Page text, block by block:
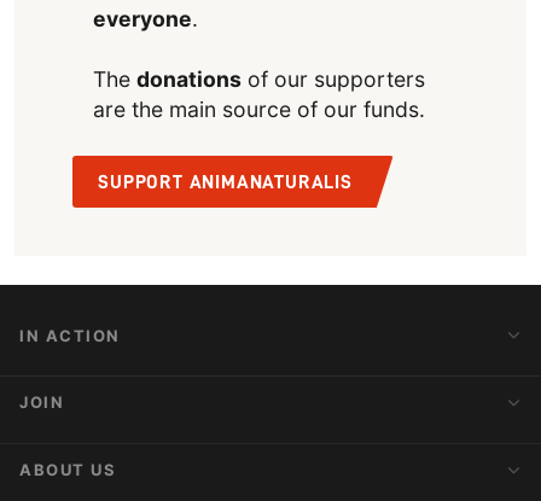
everyone.
The donationsof our supporters
are the main source of our funds.
SUPPORT ANIMANATURALIS
IN ACTION
Action Alerts
JOIN
Activist Network
ABOUT US